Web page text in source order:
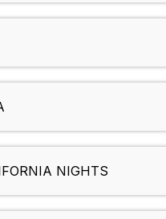
NIGHTS